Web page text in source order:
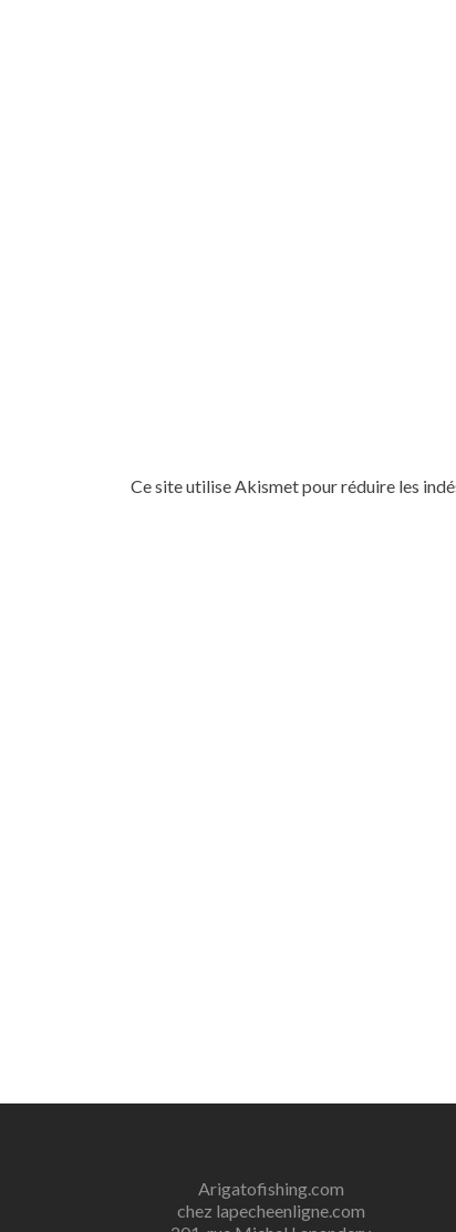
Ce site utilise Akismet pour réduire les
Arigatofishing.com
chez lapecheenligne.com